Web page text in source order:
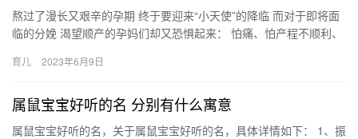
熬过了漫长又艰辛的孕期 终于要迎来“小天使”的降临 而对于即将面
临的分娩 渴望顺产的孕妈们却又恐惧起来： 怕痛、怕产程不顺利、
育儿 2023年6月9日
属鼠宝宝好听的名 分别有什么寓意
属鼠宝宝好听的名，关于属鼠宝宝好听的名，具体详情如下： 1、振